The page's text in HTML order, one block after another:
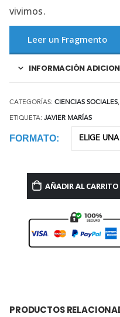
vivimos.
Leer un Fragmento
INFORMACIÓN
CATEGORÍAS: CIENCIAS SOCIALES,
ETIQUETA: JAVIER MARÍAS
FORMATO
AÑADIR AL CARRITO
PRODUCTOS